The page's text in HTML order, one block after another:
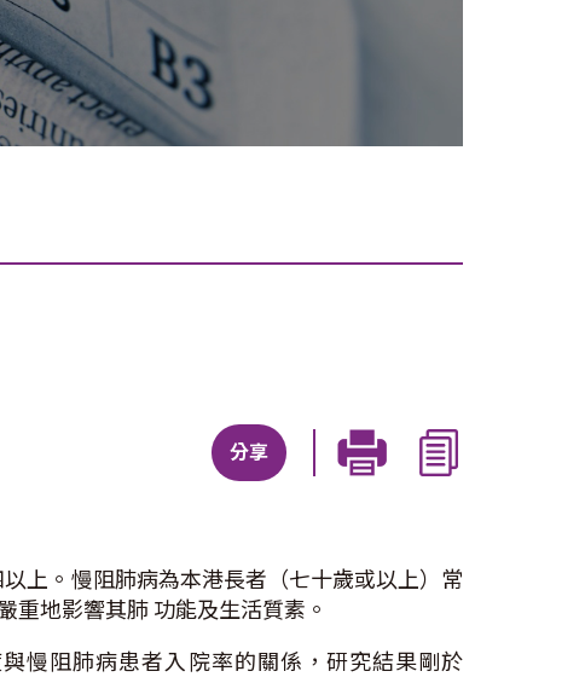
分享
上。慢阻肺病為本港長者（七十歲或以上）常
重地影響其肺 功能及生活質素。
慢阻肺病患者入院率的關係，研究結果剛於